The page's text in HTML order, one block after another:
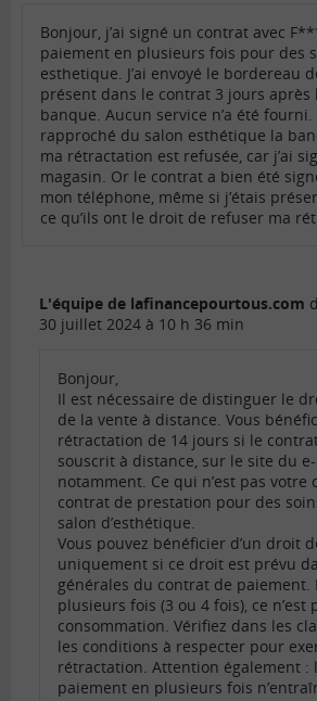
Bonjour, j’ai signé un contrat avec
paiement en plusieurs fois pour des
esthetique. J’ai envoyé le bordereau
présent dans le contrat 3 jours après
banque. Aucun service n’a été fourni.
rapproché du salon esthétique la
ma rétractation est refusée, car j’ai
magasin. Or le contrat a bien été
mon téléphone, même si j’étais
ce qu’ils ont le droit de refuser ma
L'équipe de lafinancepourtous.com
30 juillet 2024 à 10 h 36 min
Bonjour,
Il est nécessaire de distinguer le
de la vente à distance. Vous
rétractation de 14 jours si le
souscrit à distance, sur le site du
notamment. Ce qui n’est pas votre
contrat de prestation pour des
salon d’esthétique.
Vous pouvez bénéficier d’un droit
uniquement si ce droit est prévu
générales du contrat de paiement.
plusieurs fois (3 ou 4 fois), ce n’est
consommation. Vérifiez dans les
les conditions à respecter pour
rétractation. Attention également :
paiement en plusieurs fois